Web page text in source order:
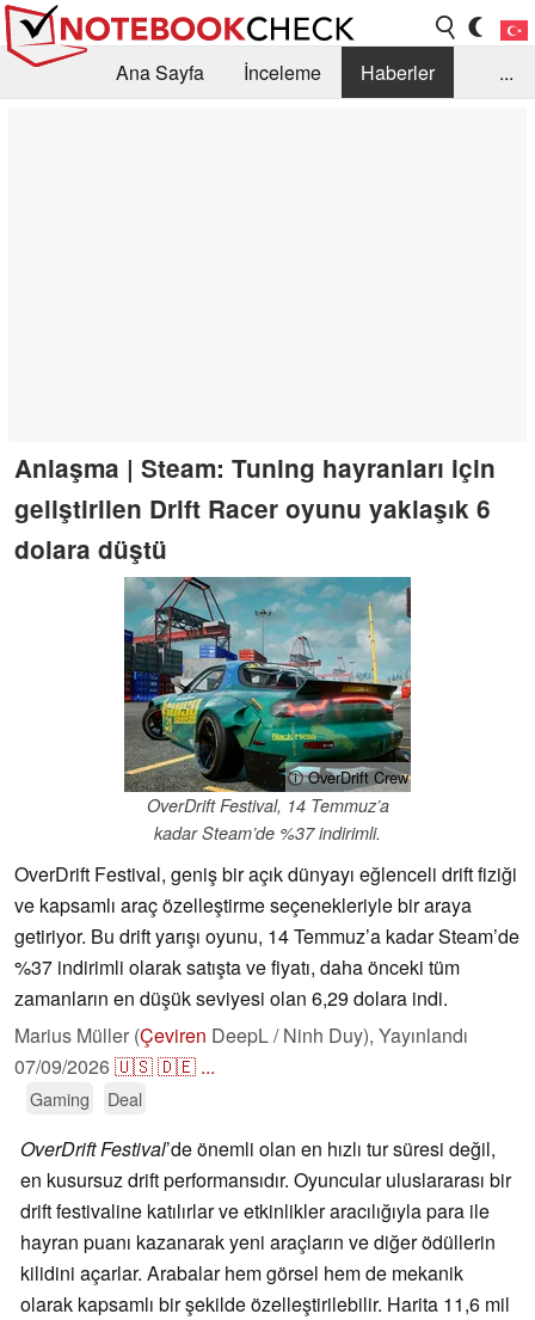
Ana Sayfa İnceleme
Haberler
...
Anlaşma | Steam: Tuning hayranları için
geliştirilen Drift Racer oyunu yaklaşık 6
dolara düştü
ⓘ OverDrift Crew
OverDrift Festival, 14 Temmuz’a
kadar Steam’de %37 indirimli.
OverDrift Festival, geniş bir açık dünyayı eğlenceli drift fiziği
ve kapsamlı araç özelleştirme seçenekleriyle bir araya
getiriyor. Bu drift yarışı oyunu, 14 Temmuz’a kadar Steam’de
%37 indirimli olarak satışta ve fiyatı, daha önceki tüm
zamanların en düşük seviyesi olan 6,29 dolara indi.
Marius Müller (Çeviren DeepL / Ninh Duy), Yayınlandı
07/09/2026🇺🇸🇩🇪 ...
Gaming Deal
OverDrift Festival’de önemli olan en hızlı tur süresi değil,
en kusursuz drift performansıdır. Oyuncular uluslararası bir
drift festivaline katılırlar ve etkinlikler aracılığıyla para ile
hayran puanı kazanarak yeni araçların ve diğer ödüllerin
kilidini açarlar. Arabalar hem görsel hem de mekanik
olarak kapsamlı bir şekilde özelleştirilebilir. Harita 11,6 mil